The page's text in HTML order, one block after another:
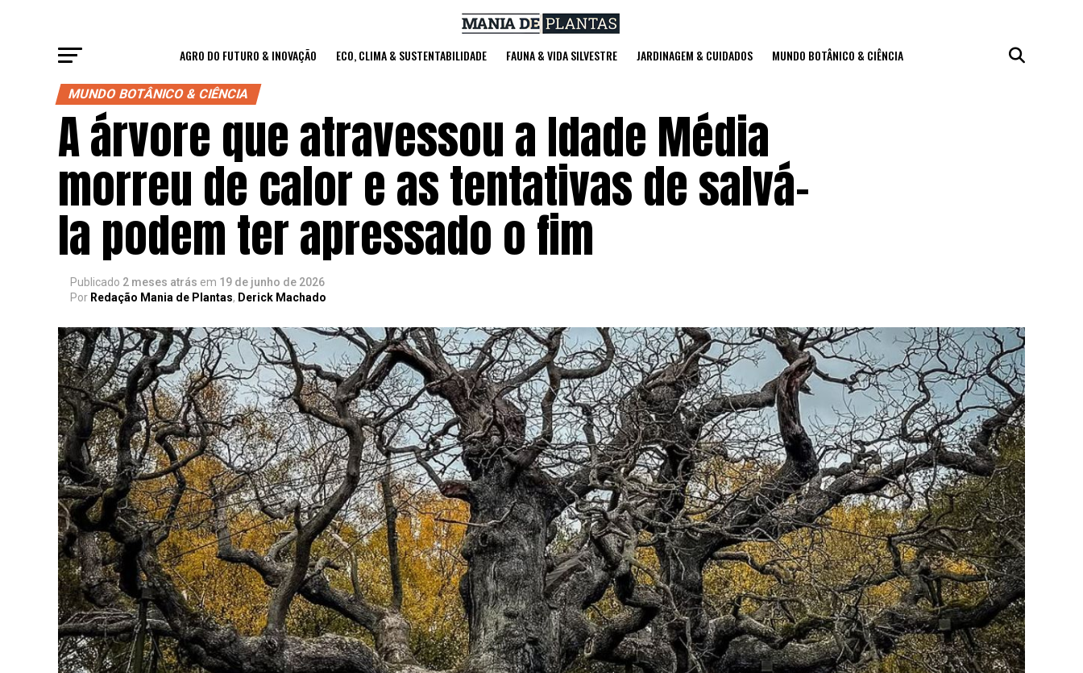
AGRO DO FUTURO & INOVAÇÃO ECO, CLIMA & SUSTENTABILIDADE FAUNA & VIDA SILVESTRE JARDINAGEM & CUIDADOS MUNDO BOTÂNICO & CIÊNCIA
MUNDO BOTÂNICO & CIÊNCIA
A árvore que atravessou a Idade Média
morreu de calor e as tentativas de salvá-
la podem ter apressado o fim
Publicado 2 meses atrás em 19 de junho de 2026
Por Redação Mania de Plantas, Derick Machado